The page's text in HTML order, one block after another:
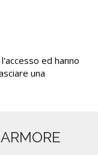
ed hanno
una